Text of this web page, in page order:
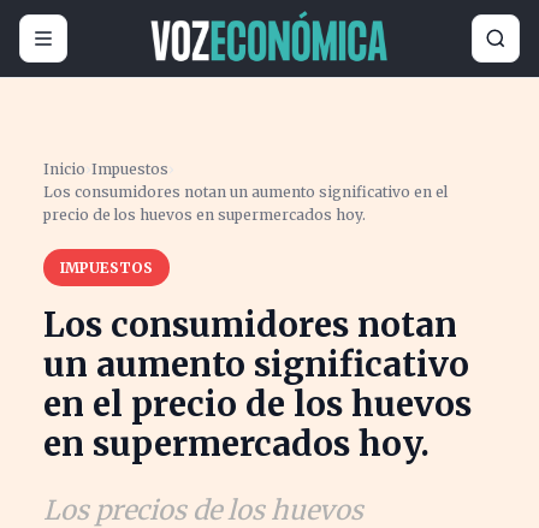
Inicio ›Impuestos ›
Los consumidores notan un aumento significativo en el
precio de los huevos en supermercados hoy.
IMPUESTOS
Los consumidores notan
un aumento significativo
en el precio de los huevos
en supermercados hoy.
Los precios de los huevos